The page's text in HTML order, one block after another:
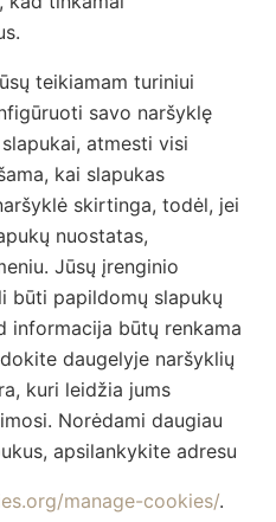
teikiamam turiniui
savo naršyklę
atmesti visi
kai slapukas
skirtinga, todėl, jei
nuostatas,
Jūsų įrenginio
būti papildomų slapukų
informacija būtų renkama
daugelyje naršyklių
kuri leidžia jums
Norėdami daugiau
apsilankykite adresu
manage-cookies/.